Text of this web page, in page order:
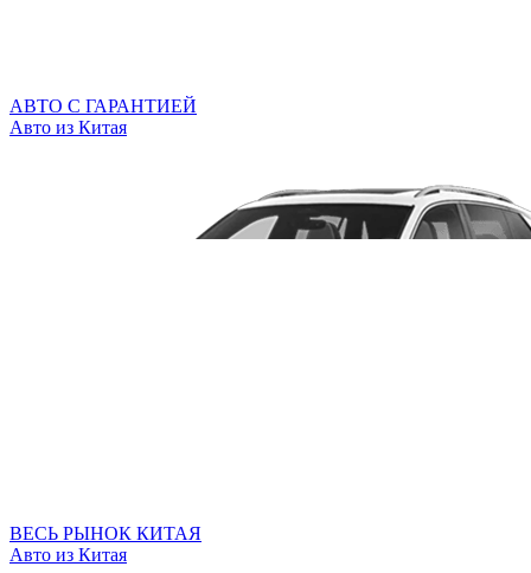
АВТО С ГАРАНТИЕЙ
Авто из Китая
ВЕСЬ РЫНОК КИТАЯ
Авто из Китая